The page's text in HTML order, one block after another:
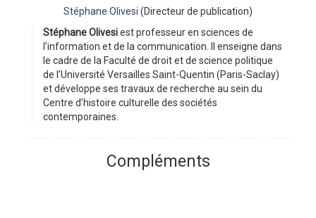
Stéphane Olivesi (Directeur de publication)
Stéphane Olivesiest professeur en sciences de
l’information et de la communication. Il enseigne dans
le cadre de la Faculté de droit et de science politique
de l’Université Versailles Saint-Quentin (Paris-Saclay)
et développe ses travaux de recherche au sein du
Centre d’histoire culturelle des sociétés
contemporaines.
Compléments